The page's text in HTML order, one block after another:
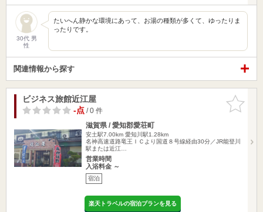
30代 男
性
たいへん静かな環境にあって、お湯の種類が多くて、ゆったりま
ったりです。
関連情報から探す
お気に入
りに追加
ビジネス旅館近江屋
-点/ 0 件
滋賀県 / 愛知郡愛荘町
安土駅7.00km 愛知川駅1.28km
名神高速道路竜王ＩＣより国道８号線経由30分／JR能登川
駅または近江…
営業時間
入浴料金 ～
宿泊
楽天トラベルの宿泊プランを見る